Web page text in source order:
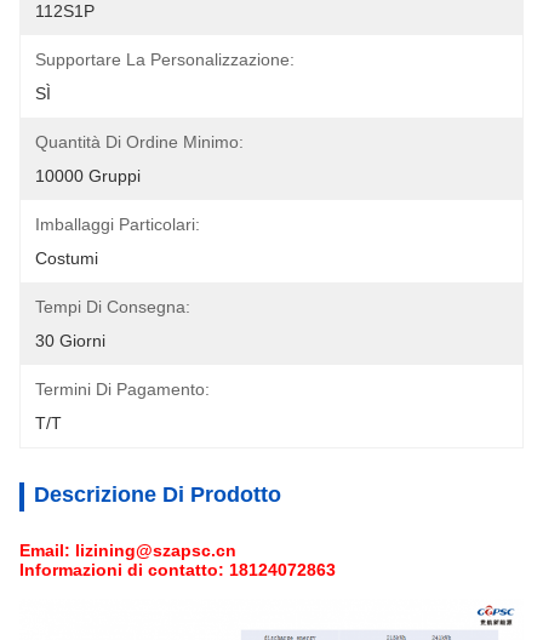
112S1P
Supportare La Personalizzazione:
SÌ
Quantità Di Ordine Minimo:
10000 Gruppi
Imballaggi Particolari:
Costumi
Tempi Di Consegna:
30 Giorni
Termini Di Pagamento:
T/T
Descrizione Di Prodotto
Email: lizining@szapsc.cn
Informazioni di contatto: 18124072863